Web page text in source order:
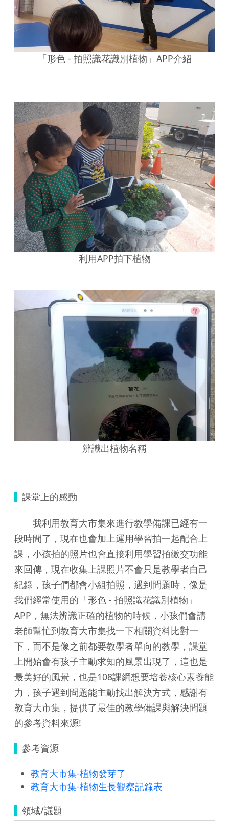
「形色 - 拍照識花識別植物」APP介紹
利用APP拍下植物
辨識出植物名稱
課堂上的感動
我利用教育大市集來進行教學備課已經有一
段時間了，現在也會加上運用學習拍一起配合上
課，小孩拍的照片也會直接利用學習拍繳交功能
來回傳，現在收集上課照片不會只是教學者自己
紀錄，孩子們都會小組拍照，遇到問題時，像是
我們經常使用的「形色 - 拍照識花識別植物」
APP，無法辨識正確的植物的時候，小孩們會請
老師幫忙到教育大市集找一下相關資料比對一
下，而不是像之前都要教學者單向的教學，課堂
上開始會有孩子主動求知的風景出現了，這也是
最美好的風景，也是108課綱想要培養核心素養能
力，孩子遇到問題能主動找出解決方式，感謝有
教育大市集，提供了最佳的教學備課與解決問題
的參考資料來源!
參考資源
教育大市集-植物發芽了
教育大市集-植物生長觀察記錄表
領域/議題